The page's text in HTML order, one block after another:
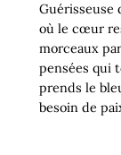
Guérisseuse
où le cœur
morceaux
pensées qui
prends le
besoin de